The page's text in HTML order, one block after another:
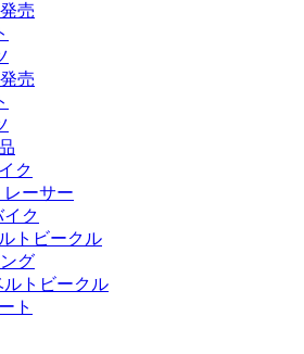
売
売
ク
ーサー
イク
トビークル
グ
ルトビークル
ト